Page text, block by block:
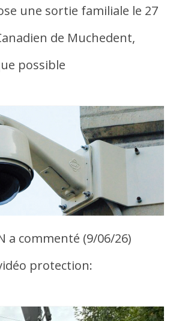
une sortie familiale le 27
de Muchedent,
possible
a commenté (9/06/26)
protection: